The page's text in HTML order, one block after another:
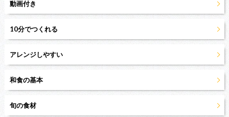
動画付き
10分でつくれる
アレンジしやすい
和食の基本
旬の食材